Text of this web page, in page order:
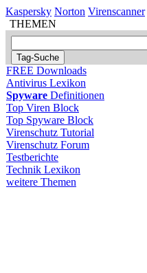
Kaspersky Norton Virenscanner
THEMEN
FREE Downloads
Antivirus Lexikon
Spyware Definitionen
Top Viren Block
Top Spyware Block
Virenschutz Tutorial
Virenschutz Forum
Testberichte
Technik Lexikon
weitere Themen